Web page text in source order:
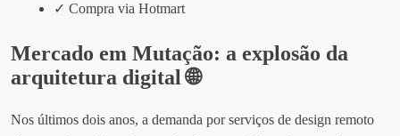
✓ Compra via Hotmart
Mercado em Mutação: a explosão da
arquitetura digital 🌐
Nos últimos dois anos, a demanda por serviços de design remoto